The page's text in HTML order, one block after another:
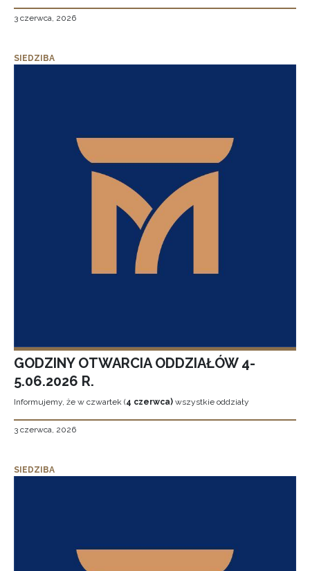
3 czerwca, 2026
SIEDZIBA
GODZINY OTWARCIA ODDZIAŁÓW 4-
5.06.2026 R.
Informujemy, że w czwartek (4 czerwca) wszystkie oddziały
3 czerwca, 2026
SIEDZIBA